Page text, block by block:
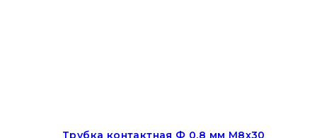
Трубка контактная Ф 0,8 мм M8х30